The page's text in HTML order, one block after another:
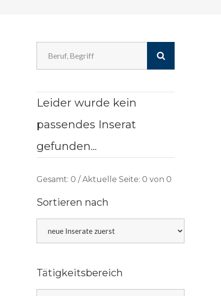
Leider wurde kein
passendes Inserat
gefunden...
Gesamt: 0 / Aktuelle Seite: 0 von 0
Sortieren nach
Tätigkeitsbereich